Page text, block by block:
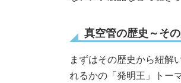
真空管の歴史～そ
まずはその歴史から紐解
れるかの「発明王」トー